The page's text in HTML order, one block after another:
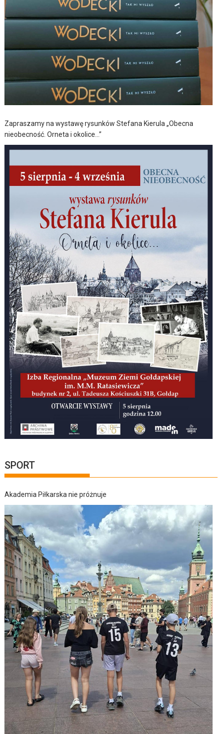
Zapraszamy na wystawę rysunków Stefana Kierula „Obecna
nieobecność. Orneta i okolice…”
SPORT
Akademia Piłkarska nie próżnuje